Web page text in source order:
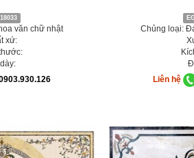
văn chữ nhật
xứ:
Chủng loại:
Liên hệ